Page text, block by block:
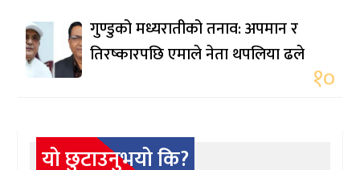
गुण्डुको मध्यरातीको तनाव: अपमान र
तिरष्कारपछि एमाले नेता थपलिया ढले
१०
यो छुटाउनुभयो कि?